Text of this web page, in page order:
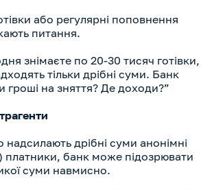
або регулярні поповнення
питання.
знімаєте по 20-30 тисяч готівки,
тільки дрібні суми. Банк
гроші на зняття? Де доходи?”
дрібні суми анонімні
платники, банк може підозрювати
суми навмисно.